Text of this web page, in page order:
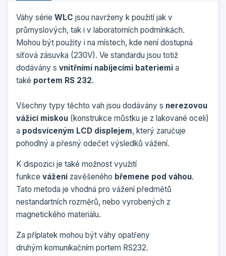
Váhy série WLC jsou navrženy k použití jak v
průmyslových, tak i v laboratorních podmínkách.
Mohou být použity i na místech, kde není dostupná
síťová zásuvka (230V). Ve standardu jsou totiž
dodávány s vnitřními nabíjecími bateriemi a
také portem RS 232.
Všechny typy těchto vah jsou dodávány s nerezovou
vážicí miskou (konstrukce můstku je z lakované oceli)
a podsvíceným LCD displejem, který zaručuje
pohodlný a přesný odečet výsledků vážení.
K dispozici je také možnost využití
funkce váženízavěšeného břemene pod váhou.
Tato metoda je vhodná pro vážení předmětů
nestandartních rozměrů, nebo vyrobených z
magnetického materiálu.
Za příplatek mohou být váhy opatřeny
druhým komunikačním portem RS232.